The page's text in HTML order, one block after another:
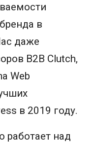
в
даже
B2B Clutch,
Web
в 2019 году.
работает над